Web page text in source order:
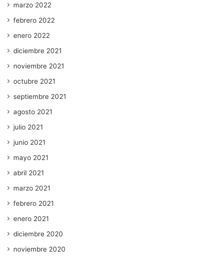
marzo 2022
febrero 2022
enero 2022
diciembre 2021
noviembre 2021
octubre 2021
septiembre 2021
agosto 2021
julio 2021
junio 2021
mayo 2021
abril 2021
marzo 2021
febrero 2021
enero 2021
diciembre 2020
noviembre 2020